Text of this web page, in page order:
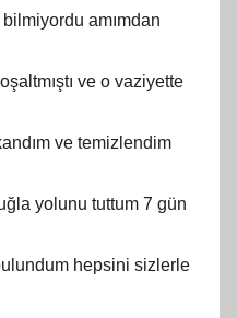
amımdan
ve o vaziyette
ve temizlendim
yolunu tuttum 7 gün
hepsini sizlerle